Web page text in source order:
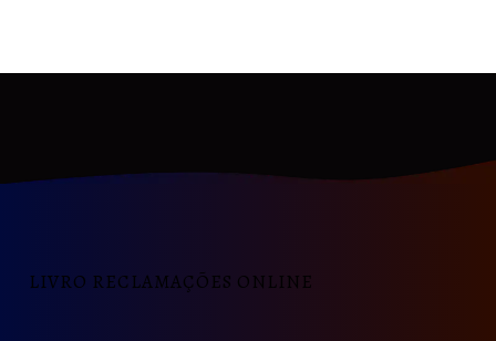
LIVRO RECLAMAÇÕES ONLINE